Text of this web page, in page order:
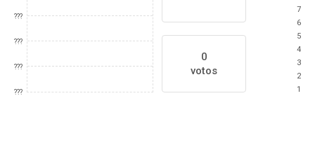
???
???
???
???
0
votos
7
6
5
4
3
2
1